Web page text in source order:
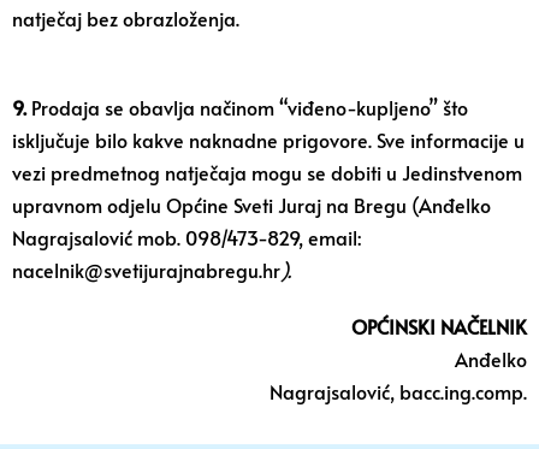
natječaj bez obrazloženja.
9.Prodaja se obavlja načinom “viđeno-kupljeno” što
isključuje bilo kakve naknadne prigovore. Sve informacije u
vezi predmetnog natječaja mogu se dobiti u Jedinstvenom
upravnom odjelu Općine Sveti Juraj na Bregu (Anđelko
Nagrajsalović mob. 098/473-829, email:
nacelnik@svetijurajnabregu.hr).
OPĆINSKI NAČELNIK
Anđelko
Nagrajsalović, bacc.ing.comp.